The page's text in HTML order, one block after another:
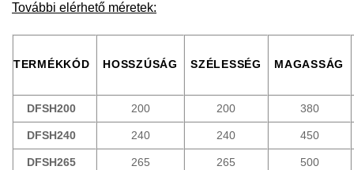
További elérhető méretek:
TERMÉKKÓD HOSSZÚSÁG SZÉLESSÉG MAGASSÁG
DFSH200 200 200 380
DFSH240 240 240 450
DFSH265 265 265 500